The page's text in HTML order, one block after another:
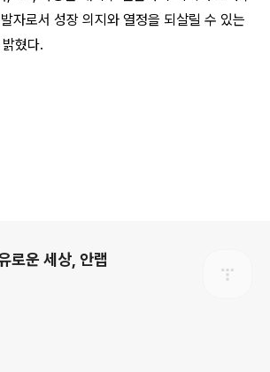
자로서 성장 의지와 열정을 되살릴 수 있는
혔다.
로운 세상, 안랩